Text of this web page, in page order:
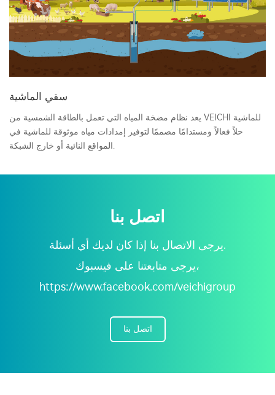
سقي الماشية
يعد نظام مضخة المياه التي تعمل بالطاقة الشمسية من VEICHI للماشية
حلاً فعالاً ومستدامًا مصممًا لتوفير إمدادات مياه موثوقة للماشية في
المواقع النائية أو خارج الشبكة.
اتصل بنا
يرجى الاتصال بنا إذا كان لديك أي أسئلة.
يرجى متابعتنا على فيسبوك،
https://www.facebook.com/veichigroup
اتصل بنا